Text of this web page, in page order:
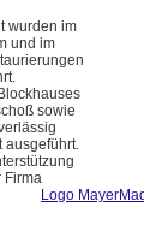
wurden im
und im
sowie
ausgeführt.
Firma